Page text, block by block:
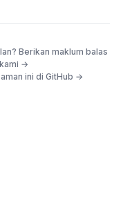
Berikan maklum balas
→
ini di GitHub →